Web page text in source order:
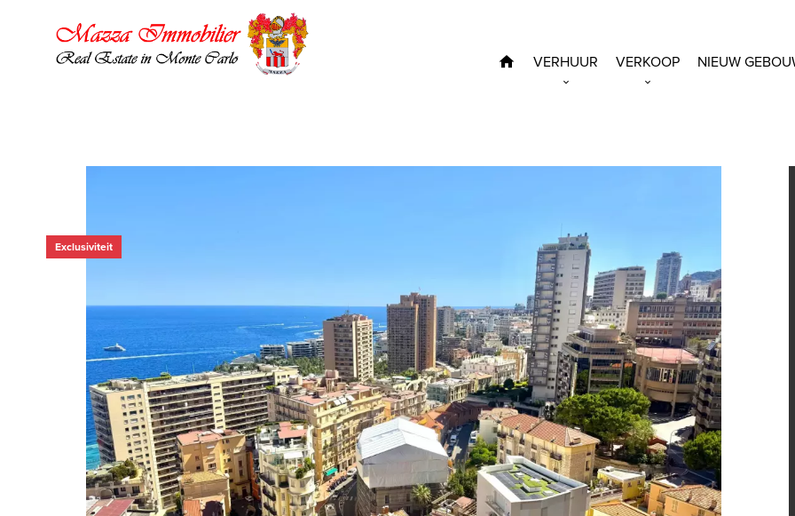
VERHUUR VERKOOP NIEUW
Exclusiviteit